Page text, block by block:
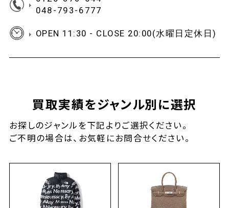
048-793-6777
OPEN 11:30 - CLOSE 20:00(水曜日定休日)
買取実績をジャンル別に選択
お探しのジャンルを下記よりご選択ください。
ご不明の場合は、お気軽にお問合せください。